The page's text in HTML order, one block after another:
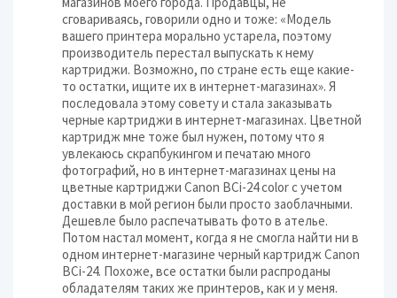
сговариваясь, говорили одно и тоже: «Модель
вашего принтера морально устарела, поэтому
производитель перестал выпускать к нему
картриджи. Возможно, по стране есть еще какие-
то остатки, ищите их в интернет-магазинах». Я
последовала этому совету и стала заказывать
черные картриджи в интернет-магазинах. Цветной
картридж мне тоже был нужен, потому что я
увлекаюсь скрапбукингом и печатаю много
фотографий, но в интернет-магазинах цены на
цветные картриджи Canon BCi-24 color с учетом
доставки в мой регион были просто заоблачными.
Дешевле было распечатывать фото в ателье.
Потом настал момент, когда я не смогла найти ни в
одном интернет-магазине черный картридж Canon
BCi-24. Похоже, все остатки были распроданы
обладателям таких же принтеров, как и у меня.